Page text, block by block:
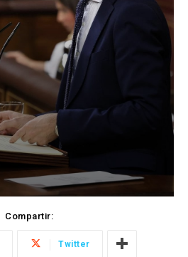
Compartir:
Twitter